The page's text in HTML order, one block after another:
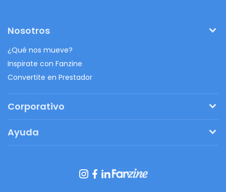
Nosotros
¿Qué nos mueve?
Inspirate con Fanzine
Convertite en Prestador
Corporativo
Regalos originales
Ayuda
Botón de arrepentimiento